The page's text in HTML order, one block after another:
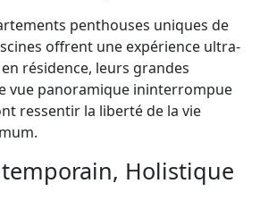
penthouses uniques de
offrent une expérience ultra-
résidence, leurs grandes
vue panoramique ininterrompue
ressentir la liberté de la vie
Holistique